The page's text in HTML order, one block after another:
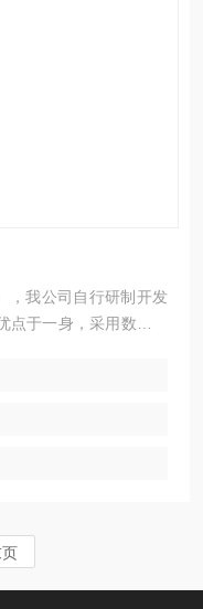
，我公司自行研制开发
于一身，采用数控技
作的变流器，具有输出